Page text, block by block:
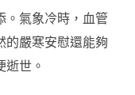
。氣象冷時，血管
的嚴寒安慰還能夠
世。